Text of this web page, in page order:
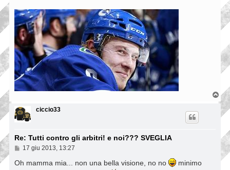
T
o
p
ciccio33
Re: Tutti contro gli arbitri! e noi??? SVEGLIA
M
s
17 giu 2013, 13:27
Oh mamma mia... non una bella visione, no no
minimo